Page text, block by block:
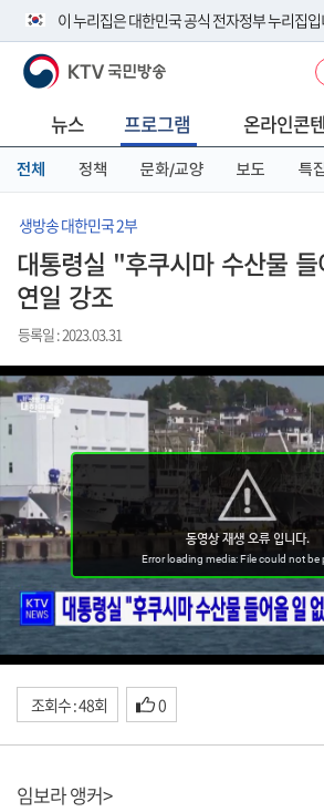
이 누리집은 대한민국 공식 전자정부 누리집
공식 누리집 주소 확인하기
니다.
이밖에 or.kr 또는 .kr등 다른 도메인 주소를 사
서 도메인 주소를 확인해 보세요
KTV 국민방송
뉴스 프로그램 온라인콘
전체 정책 문화/교양 보도 특
생방송 대한민국 2부
대통령실 "후쿠시마 수산물
연일 강조
등록일 : 2023.03.31
조회수 : 48회 0
임보라 앵커>